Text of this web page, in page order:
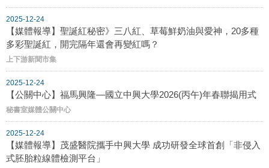
2025-12-24
【媒體報導】聖誕紅秘密》三八紅、草莓鮮奶油與愛神，20多種
多彩聖誕紅，開完隔年還會再變紅嗎？
上下游新聞市集
2025-12-24
【公關中心】福馬興隆—國立中興大學2026(丙午)年春聯揭用式
秘書室媒體公關中心
2025-12-24
【媒體報導】茂盛醫院攜手中興大學 成功研發全球首創「非侵入
式胚胎粒線體檢測平台」